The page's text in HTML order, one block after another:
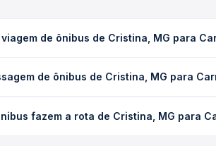
de ônibus de Cristina, MG para
condições de tráfego. Na Quero
de ônibus de Cristina, MG para
da compra. Na Quero
fazem a rota de Cristina, MG para